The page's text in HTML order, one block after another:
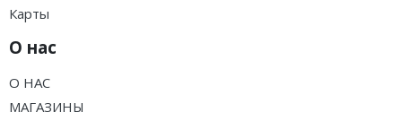
Карты
О нас
О НАС
МАГАЗИНЫ